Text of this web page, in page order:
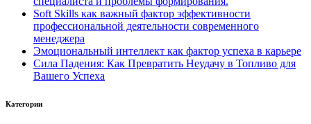
Soft Skills как важный фактор эффективности
профессиональной деятельности современного
менеджера
Эмоциональный интеллект как фактор успеха в карьере
Сила Падения: Как Превратить Неудачу в Топливо для
Вашего Успеха
Категории